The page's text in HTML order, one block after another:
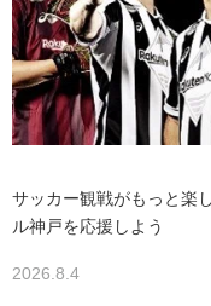
サッカー観戦がもっと楽
ル神戸を応援しよう
2026.8.4